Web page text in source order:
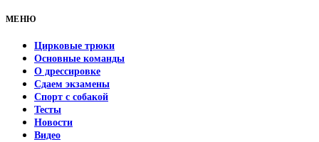
МЕНЮ
Цирковые трюки
Основные команды
О дрессировке
Сдаем экзамены
Спорт с собакой
Тесты
Новости
Видео